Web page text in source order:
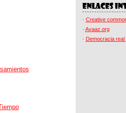
· Creative
· Avaaz.org
· Democracia real